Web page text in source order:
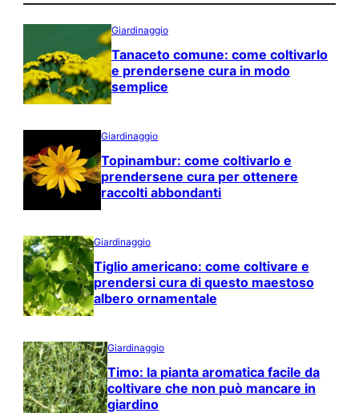
Giardinaggio
Tanaceto comune: come coltivarlo
e prendersene cura in modo
semplice
Giardinaggio
Topinambur: come coltivarlo e
prendersene cura per ottenere
raccolti abbondanti
Giardinaggio
Tiglio americano: come coltivare e
prendersi cura di questo maestoso
albero ornamentale
Giardinaggio
Timo: la pianta aromatica facile da
coltivare che non può mancare in
giardino